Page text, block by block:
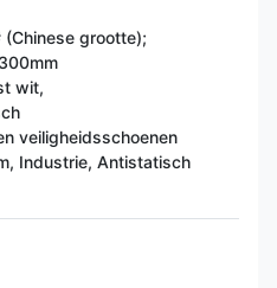
grootte);
wit,
veiligheidsschoenen
Industrie, Antistatisch